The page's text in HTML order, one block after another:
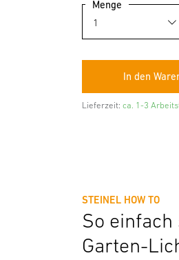
Menge
Lieferzeit: ca. 1-3
STEINEL HOW TO
So
Garten-